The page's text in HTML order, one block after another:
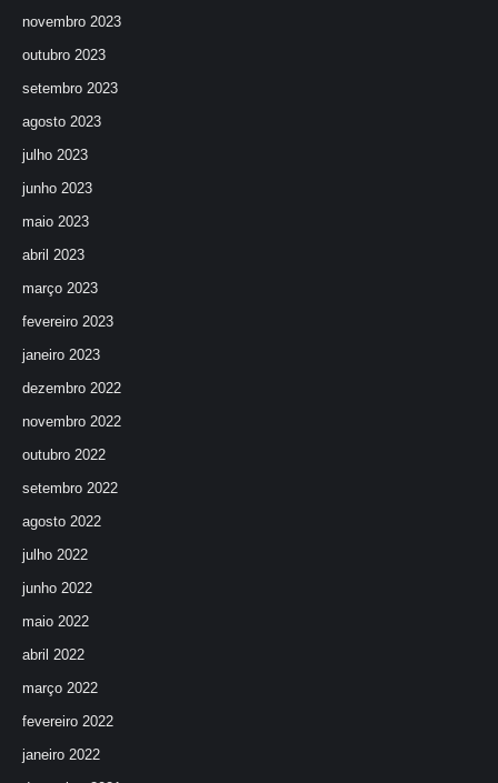
novembro 2023
outubro 2023
setembro 2023
agosto 2023
julho 2023
junho 2023
maio 2023
abril 2023
março 2023
fevereiro 2023
janeiro 2023
dezembro 2022
novembro 2022
outubro 2022
setembro 2022
agosto 2022
julho 2022
junho 2022
maio 2022
abril 2022
março 2022
fevereiro 2022
janeiro 2022